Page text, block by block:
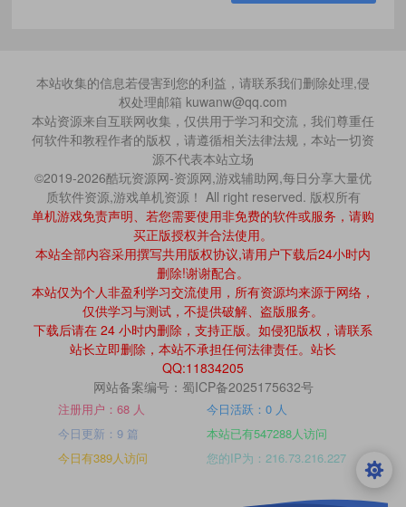
本站收集的信息若侵害到您的利益，请联系我们删除处理,侵
权处理邮箱 kuwanw@qq.com
本站资源来自互联网收集，仅供用于学习和交流，我们尊重任
何软件和教程作者的版权，请遵循相关法律法规，本站一切资
源不代表本站立场
©2019-2026酷玩资源网-资源网,游戏辅助网,每日分享大量优
质软件资源,游戏单机资源！ All right reserved. 版权所有
单机游戏免责声明、若您需要使用非免费的软件或服务，请购
买正版授权并合法使用。
本站全部内容采用撰写共用版权协议,请用户下载后24小时内
删除!谢谢配合。
本站仅为个人非盈利学习交流使用，所有资源均来源于网络，
仅供学习与测试，不提供破解、盗版服务。
下载后请在 24 小时内删除，支持正版。如侵犯版权，请联系
站长立即删除，本站不承担任何法律责任。站长
QQ:11834205
网站备案编号：蜀ICP备2025175632号
注册用户：68 人
今日活跃：0 人
今日更新：9 篇
本站已有547288人访问
今日有389人访问
您的IP为：216.73.216.227